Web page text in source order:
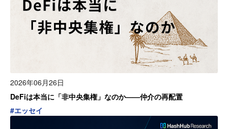
2026年06月26日
DeFiは本当に「非中央集権」なのか——仲介の再配置
#エッセイ